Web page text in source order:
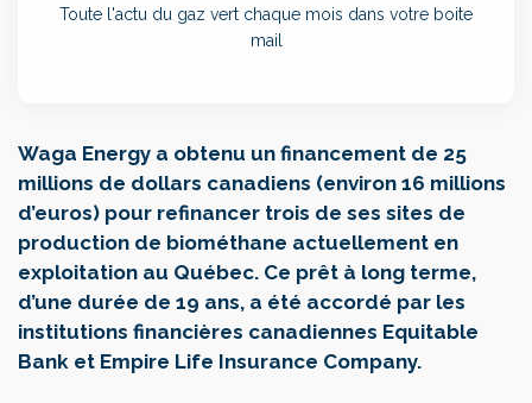
Toute l'actu du gaz vert chaque mois dans votre boite
mail
Waga Energy a obtenu un financement de 25
millions de dollars canadiens (environ 16 millions
d’euros) pour refinancer trois de ses sites de
production de biométhane actuellement en
exploitation au Québec. Ce prêt à long terme,
d’une durée de 19 ans, a été accordé par les
institutions financières canadiennes Equitable
Bank et Empire Life Insurance Company.